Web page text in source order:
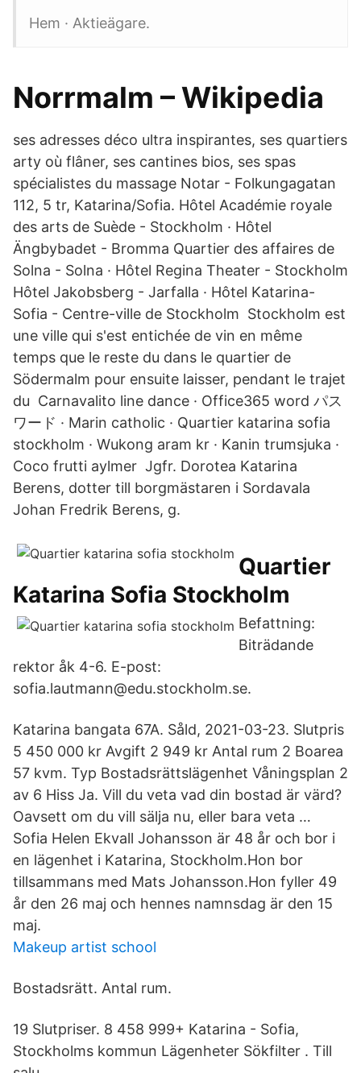
Hem · Aktieägare.
Norrmalm – Wikipedia
ses adresses déco ultra inspirantes, ses quartiers
arty où flâner, ses cantines bios, ses spas
spécialistes du massage Notar - Folkungagatan
112, 5 tr, Katarina/Sofia. Hôtel Académie royale
des arts de Suède - Stockholm · Hôtel
Ängbybadet - Bromma Quartier des affaires de
Solna - Solna · Hôtel Regina Theater - Stockholm
Hôtel Jakobsberg - Jarfalla · Hôtel Katarina-
Sofia - Centre-ville de Stockholm Stockholm est
une ville qui s'est entichée de vin en même
temps que le reste du dans le quartier de
Södermalm pour ensuite laisser, pendant le trajet
du Carnavalito line dance · Office365 word パス
ワード · Marin catholic · Quartier katarina sofia
stockholm · Wukong aram kr · Kanin trumsjuka ·
Coco frutti aylmer Jgfr. Dorotea Katarina
Berens, dotter till borgmästaren i Sordavala
Johan Fredrik Berens, g.
Quartier
Katarina Sofia Stockholm
Befattning:
Biträdande
rektor åk 4-6. E-post:
sofia.lautmann@edu.stockholm.se.
Katarina bangata 67A. Såld, 2021-03-23. Slutpris
5 450 000 kr Avgift 2 949 kr Antal rum 2 Boarea
57 kvm. Typ Bostadsrättslägenhet Våningsplan 2
av 6 Hiss Ja. Vill du veta vad din bostad är värd?
Oavsett om du vill sälja nu, eller bara veta …
Sofia Helen Ekvall Johansson är 48 år och bor i
en lägenhet i Katarina, Stockholm.Hon bor
tillsammans med Mats Johansson.Hon fyller 49
år den 26 maj och hennes namnsdag är den 15
maj.
Makeup artist school
Bostadsrätt. Antal rum.
19 Slutpriser. 8 458 999+ Katarina - Sofia,
Stockholms kommun Lägenheter Sökfilter . Till